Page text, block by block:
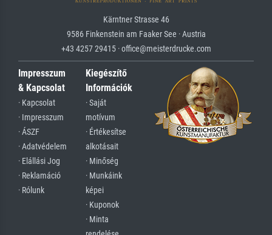
Kärntner Strasse 46
9586 Finkenstein am Faaker See · Austria
+43 4257 29415 · office@meisterdrucke.com
Impresszum
& Kapcsolat
· Kapcsolat
· Impresszum
· ÁSZF
· Adatvédelem
· Elállási Jog
· Reklamáció
· Rólunk
Kiegészítő
Információk
· Saját
motívum
· Értékesítse
alkotásait
· Minőség
· Munkáink
képei
· Kuponok
· Minta